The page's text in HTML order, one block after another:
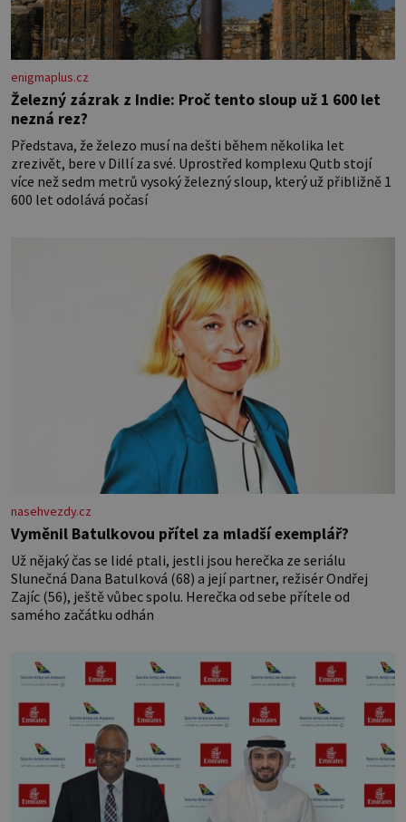
enigmaplus.cz
Železný zázrak z Indie: Proč tento sloup už 1 600 let
nezná rez?
Představa, že železo musí na dešti během několika let
zrezivět, bere v Dillí za své. Uprostřed komplexu Qutb stojí
více než sedm metrů vysoký železný sloup, který už přibližně 1
600 let odolává počasí
nasehvezdy.cz
Vyměnil Batulkovou přítel za mladší exemplář?
Už nějaký čas se lidé ptali, jestli jsou herečka ze seriálu
Slunečná Dana Batulková (68) a její partner, režisér Ondřej
Zajíc (56), ještě vůbec spolu. Herečka od sebe přítele od
samého začátku odhán